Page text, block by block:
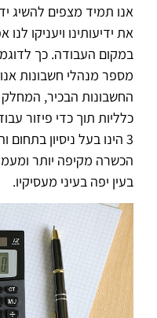
אנו תמיד מצפים להשיג
את ידיעותינו ויעניקו
במקום העבודה. כך
מספר מנהלי חשבונות
החשבונות הבכיר, המחלק
כלליות תוך כדי פיזור
3 הינו בעל ניסיון
הכשרה מקיפה יותר
בעין יפה בעיני מעסיקיו.